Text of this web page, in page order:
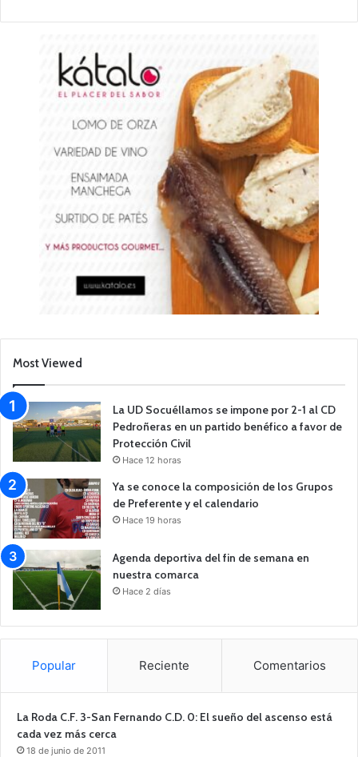
Most Viewed
La UD Socuéllamos se impone por 2-1 al CD
Pedroñeras en un partido benéfico a favor de
Protección Civil
Hace 12 horas
Ya se conoce la composición de los Grupos
de Preferente y el calendario
Hace 19 horas
Agenda deportiva del fin de semana en
nuestra comarca
Hace 2 días
Popular Reciente Comentarios
La Roda C.F. 3-San Fernando C.D. 0: El sueño del ascenso está
cada vez más cerca
18 de junio de 2011